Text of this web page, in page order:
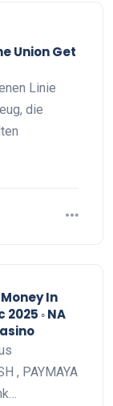
Union Get
Linie
die
In
◦ NA
, PAYMAYA